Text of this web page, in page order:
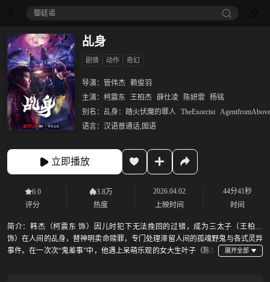
御廷谣‎
乩身
剧情 动作 奇幻
导演： 管伟杰 赖俊羽
主演： 柯震东 王柏杰 薛仕凌 陈妍霏 杨铭
别名： 乩身：踏火伏魔的罪人 TheExorcist AgentfromAbove
语言： 汉语普通话,国语
立即播放
6.0
评分
3.8万
热度
2026.04.02
上映时间
44分41秒
时间
简介：韩杰（柯震东 饰）因儿时犯下无法挽回的过错，成为三太子（王柏杰
饰）在人间的乩身，替神明卖命赎罪，专门处理滞留人间的孤魂野鬼与各式灵异
事件。在一次次“鬼差事”中，他遇上呆萌乐观的女大生叶子（陈妍